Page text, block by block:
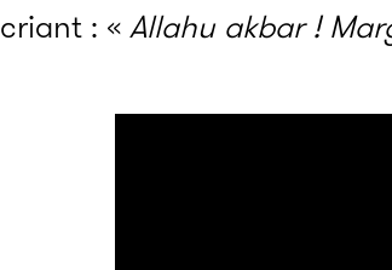
criant : «Allahu akbar !